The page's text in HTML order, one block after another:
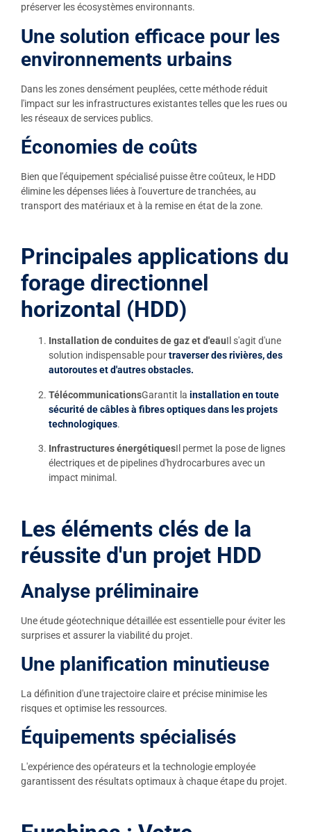
préserver les écosystèmes environnants.
Une solution efficace pour les
environnements urbains
Dans les zones densément peuplées, cette méthode réduit
l'impact sur les infrastructures existantes telles que les rues ou
les réseaux de services publics.
Économies de coûts
Bien que l'équipement spécialisé puisse être coûteux, le HDD
élimine les dépenses liées à l'ouverture de tranchées, au
transport des matériaux et à la remise en état de la zone.
Principales applications du
forage directionnel
horizontal (HDD)
Installation de conduites de gaz et d'eauIl s'agit d'une
solution indispensable pourtraverser des rivières, des
autoroutes et d'autres obstacles.
TélécommunicationsGarantit la installation en toute
sécurité de câbles à fibres optiques dans les projets
technologiques.
Infrastructures énergétiquesIl permet la pose de lignes
électriques et de pipelines d'hydrocarbures avec un
impact minimal.
Les éléments clés de la
réussite d'un projet HDD
Analyse préliminaire
Une étude géotechnique détaillée est essentielle pour éviter les
surprises et assurer la viabilité du projet.
Une planification minutieuse
La définition d'une trajectoire claire et précise minimise les
risques et optimise les ressources.
Équipements spécialisés
L'expérience des opérateurs et la technologie employée
garantissent des résultats optimaux à chaque étape du projet.